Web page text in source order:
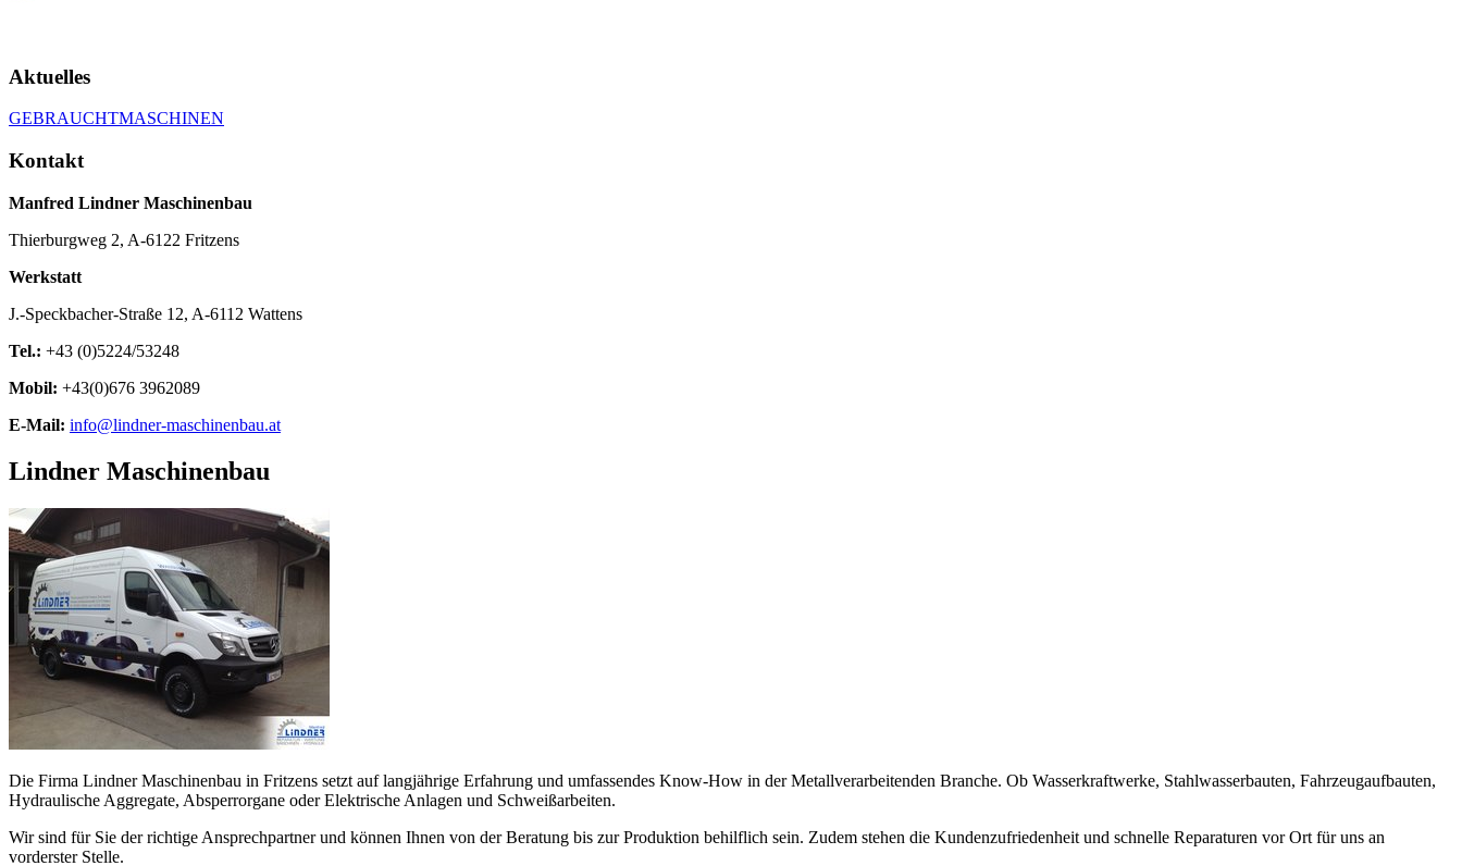
Aktuelles
GEBRAUCHTMASCHINEN
Kontakt
Manfred Lindner Maschinenbau
Thierburgweg 2, A-6122 Fritzens
Werkstatt
J.-Speckbacher-Straße 12, A-6112 Wattens
Tel.: +43 (0)5224/53248
Mobil: +43(0)676 3962089
E-Mail: info@lindner-maschinenbau.at
Lindner Maschinenbau
Die Firma Lindner Maschinenbau in Fritzens setzt auf langjährige Erfahrung und umfassendes Know-How in der Metallverarbeitenden Branche. Ob Wasserkraftwerke, Stahlwasserbauten, Fahrzeugaufbauten,
Hydraulische Aggregate, Absperrorgane oder Elektrische Anlagen und Schweißarbeiten.
Wir sind für Sie der richtige Ansprechpartner und können Ihnen von der Beratung bis zur Produktion behilflich sein. Zudem stehen die Kundenzufriedenheit und schnelle Reparaturen vor Ort für uns an
vorderster Stelle.